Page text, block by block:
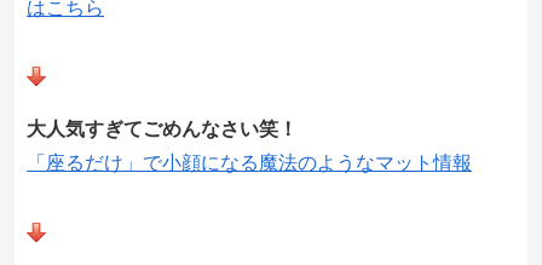
はこちら
大人気すぎてごめんなさい笑！
「座るだけ」で小顔になる魔法のようなマット情報